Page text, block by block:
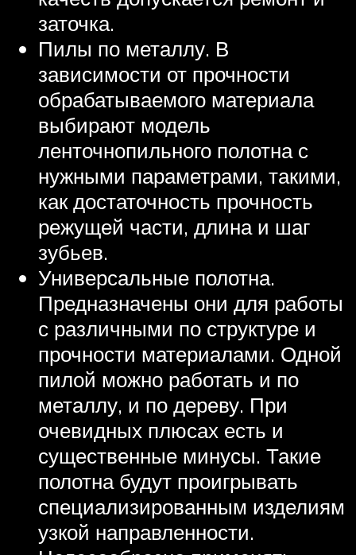
заточка.
Пилы по металлу. В
зависимости от прочности
обрабатываемого материала
выбирают модель
ленточнопильного полотна с
нужными параметрами, такими,
как достаточность прочность
режущей части, длина и шаг
зубьев.
Универсальные полотна.
Предназначены они для работы
с различными по структуре и
прочности материалами. Одной
пилой можно работать и по
металлу, и по дереву. При
очевидных плюсах есть и
существенные минусы. Такие
полотна будут проигрывать
специализированным изделиям
узкой направленности.